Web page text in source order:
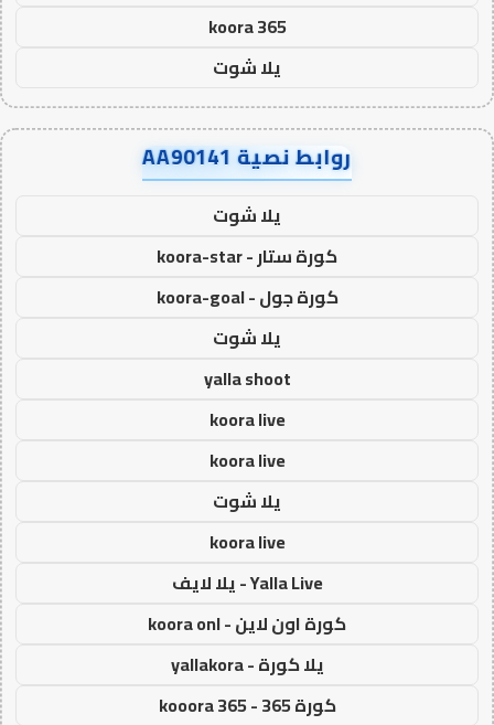
koora 365
يلا شوت
روابط نصية AA90141
يلا شوت
كورة ستار - koora-star
كورة جول - koora-goal
يلا شوت
yalla shoot
koora live
koora live
يلا شوت
koora live
Yalla Live - يلا لايف
كورة اون لاين - koora onl
يلا كورة - yallakora
كورة 365 - kooora 365